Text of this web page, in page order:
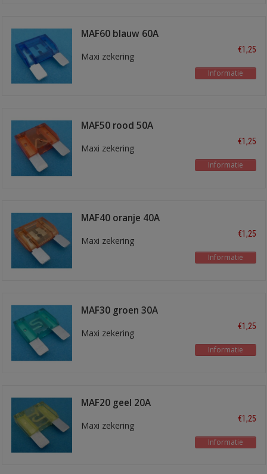
MAF60 blauw 60A
Maxi zekering
€1,25
Informatie
MAF50 rood 50A
Maxi zekering
€1,25
Informatie
MAF40 oranje 40A
Maxi zekering
€1,25
Informatie
MAF30 groen 30A
Maxi zekering
€1,25
Informatie
MAF20 geel 20A
Maxi zekering
€1,25
Informatie